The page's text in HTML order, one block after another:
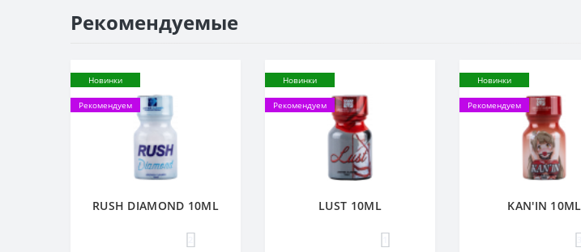
Рекомендуемые
Новинки
Рекомендуем
RUSH DIAMOND 10ML
Новинки
Рекомендуем
LUST 10ML
Новинки
Рекомендуем
KAN'IN 10ML